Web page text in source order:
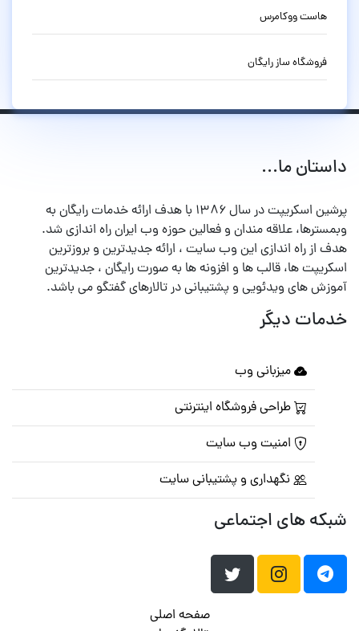
هاست ووکامرس
فروشگاه ساز رایگان
داستان ما...
پرشین اسکریپت در سال ۱۳۸۶ با هدف ارائه خدمات رایگان به
وبمسترها، علاقه مندان و فعالین حوزه وب ایران راه اندازی شد.
هدف از راه اندازی این وب سایت ، ارائه جدیدترین و بروزترین
اسکریپت ها، قالب ها و افزونه ها به صورت رایگان ، جدیدترین
آموزش های ویدئویی و پشتیبانی در تالارهای گفتگو می باشد.
خدمات دیگر
میزبانی وب
طراحی فروشگاه اینترنتی
امنیت وب سایت
نگهداری و پشتیبانی سایت
شبکه های اجتماعی
صفحه اصلی